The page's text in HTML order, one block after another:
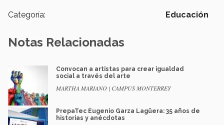
Categoría: Educación
Notas Relacionadas
Convocan a artistas para crear igualdad
social a través del arte
MARTHA MARIANO | CAMPUS MONTERREY
PrepaTec Eugenio Garza Lagüera: 35 años de
historias y anécdotas